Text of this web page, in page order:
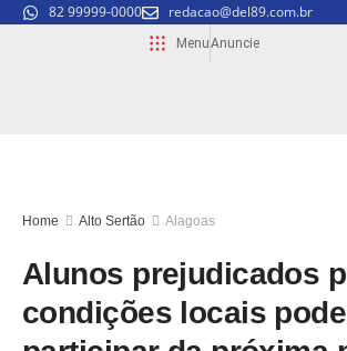
82 99999-0000 redacao@del89.com.br
MenuAnuncie
Home Alto Sertão Alagoas
Alunos prejudicados
condições locais